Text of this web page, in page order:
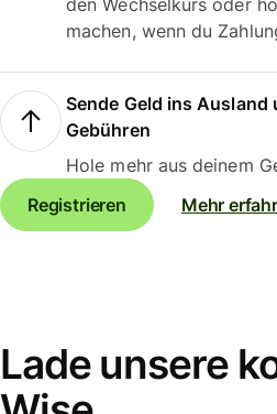
den Wechselkurs oder
machen, wenn du
Sende Geld ins Ausland
Gebühren
Hole mehr aus deinem
Registrieren
Mehr
Lade unsere